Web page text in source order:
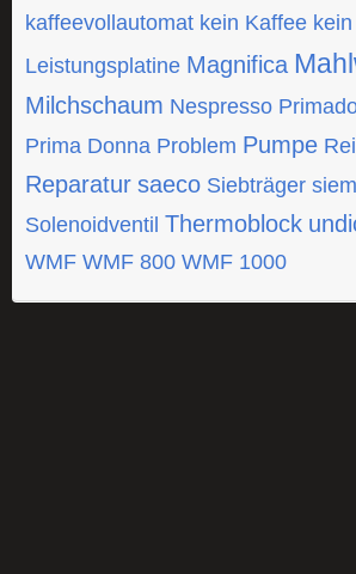
kaffeevollautomat kein Kaffee
Leistungsplatine Magnifica
Milchschaum Nespresso
Prima Donna Problem Pumpe
Reparatur saeco Siebträger
Solenoidventil Thermoblock
WMF WMF 800 WMF 1000